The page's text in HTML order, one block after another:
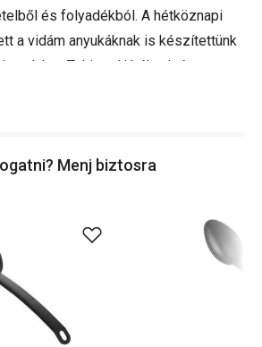
és folyadékból. A hétköznapi
a vidám anyukáknak is készítettünk
Tekintsd játéknak és ne
Vond be a kicsiket is az
Menj biztosra